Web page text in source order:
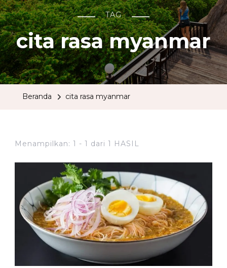
TAG
cita rasa myanmar
Beranda cita rasa myanmar
Menampilkan: 1 - 1 dari 1 HASIL